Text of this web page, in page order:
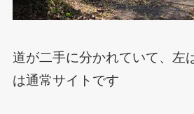
道が二手に分かれていて、左
は通常サイトです